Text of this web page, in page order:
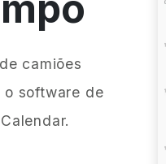
camiões
o software de